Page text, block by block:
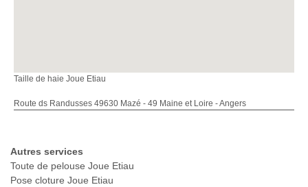
Taille de haie Joue Etiau
Route ds Randusses 49630 Mazé - 49 Maine et Loire - Angers
Autres services
Toute de pelouse Joue Etiau
Pose cloture Joue Etiau